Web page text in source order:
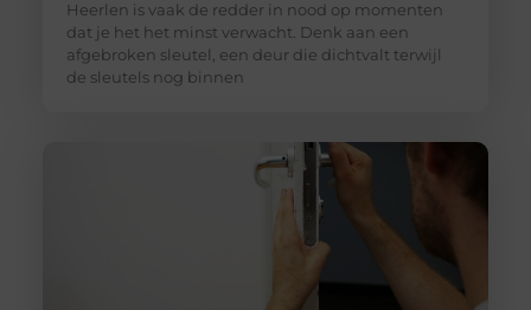
Heerlen is vaak de redder in nood op momenten
dat je het het minst verwacht. Denk aan een
afgebroken sleutel, een deur die dichtvalt terwijl
de sleutels nog binnen